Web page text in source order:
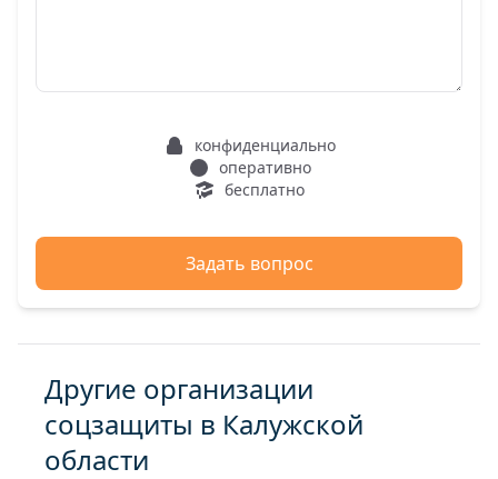
конфиденциально
оперативно
бесплатно
Задать вопрос
Другие организации
соцзащиты в Калужской
области